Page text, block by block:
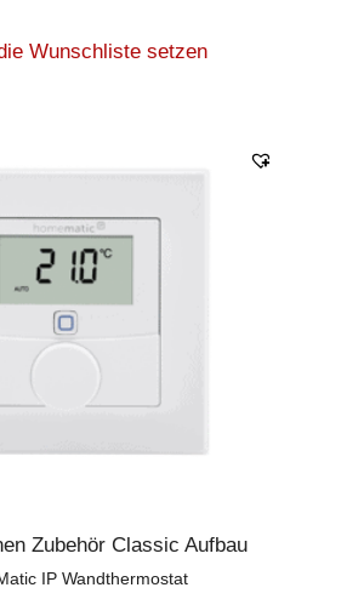
Wunschliste setzen
Zubehör Classic Aufbau
IP Wandthermostat